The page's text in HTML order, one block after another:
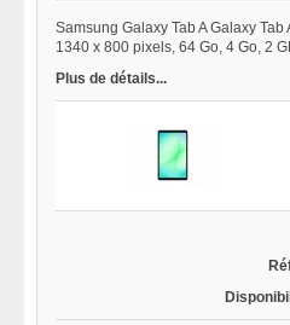
Samsung Galaxy Tab A Galaxy
1340 x 800 pixels, 64 Go, 4 Go, 2
Plus de détails...